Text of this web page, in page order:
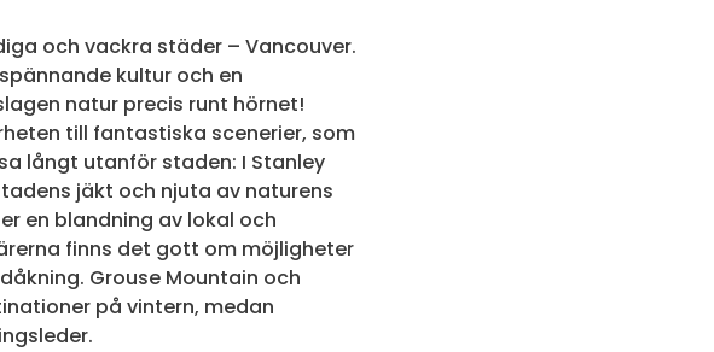
och vackra städer – Vancouver.
kultur och en
natur precis runt hörnet!
till fantastiska scenerier, som
långt utanför staden: I Stanley
jäkt och njuta av naturens
en blandning av lokal och
finns det gott om möjligheter
Grouse Mountain och
på vintern, medan